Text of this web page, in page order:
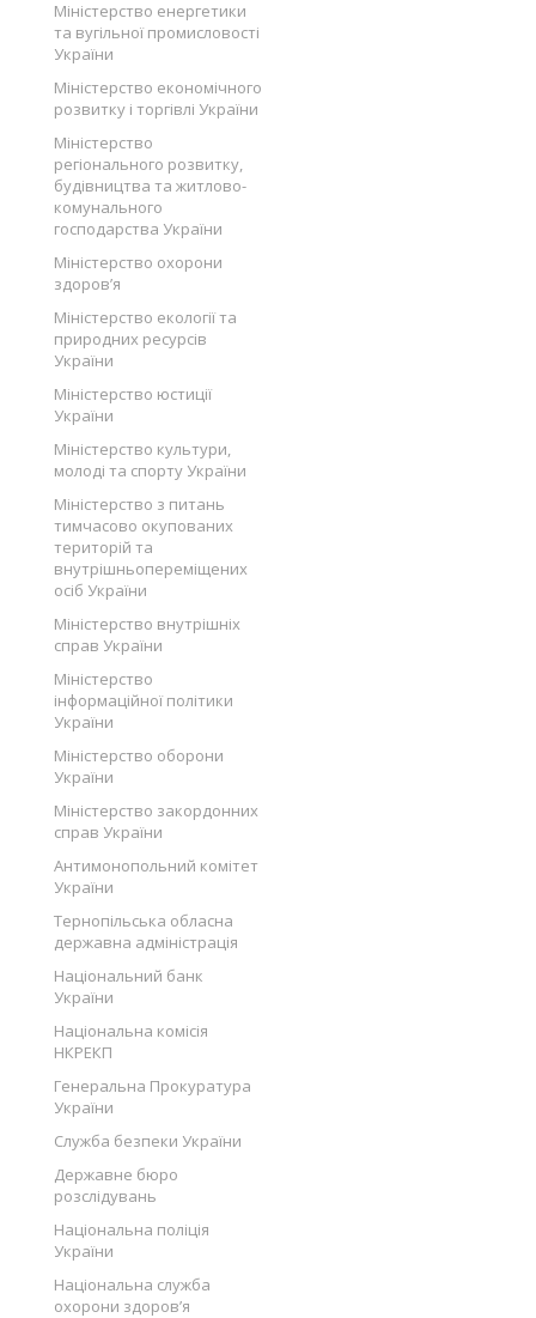
Міністерство енергетики
та вугільної промисловості
України
Міністерство економічного
розвитку і торгівлі України
Міністерство
регіонального розвитку,
будівництва та житлово-
комунального
господарства України
Міністерство охорони
здоров’я
Міністерство екології та
природних ресурсів
України
Міністерство юстиції
України
Міністерство культури,
молоді та спорту України
Міністерство з питань
тимчасово окупованих
територій та
внутрішньопереміщених
осіб України
Міністерство внутрішніх
справ України
Міністерство
інформаційної політики
України
Міністерство оборони
України
Міністерство закордонних
справ України
Антимонопольний комітет
України
Тернопільська обласна
державна адміністрація
Національний банк
України
Національна комісія
НКРЕКП
Генеральна Прокуратура
України
Служба безпеки України
Державне бюро
розслідувань
Національна поліція
України
Національна служба
охорони здоров’я